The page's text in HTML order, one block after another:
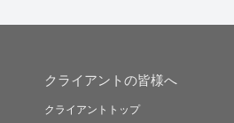
クライアントの皆様へ
クライアントトップ